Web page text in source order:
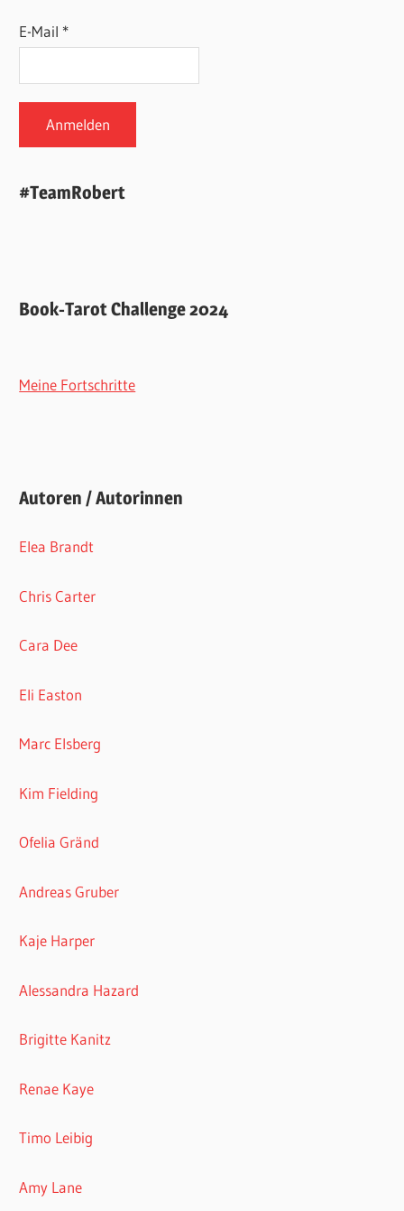
E-Mail *
#TeamRobert
Book-Tarot Challenge 2024
Meine Fortschritte
Autoren / Autorinnen
Elea Brandt
Chris Carter
Cara Dee
Eli Easton
Marc Elsberg
Kim Fielding
Ofelia Gränd
Andreas Gruber
Kaje Harper
Alessandra Hazard
Brigitte Kanitz
Renae Kaye
Timo Leibig
Amy Lane